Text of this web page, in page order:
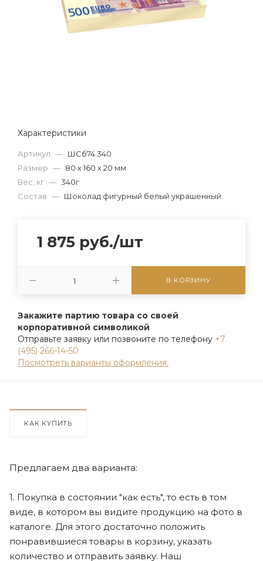
Характеристики
Артикул — ШСб74.340
Размер — 80 х 160 х 20 мм
Вес, кг — 340г
Состав — Шоколад фигурный белый украшенный.
1 875 руб./шт
В КОРЗИНУ
Закажите партию товара со своей
корпоративной символикой
Отправьте заявку или позвоните по телефону +7
(495) 266-14-50
Посмотреть варианты оформления.
КАК КУПИТЬ
Предлагаем два варианта:
1. Покупка в состоянии "как есть", то есть в том
виде, в котором вы видите продукцию на фото в
каталоге. Для этого достаточно положить
понравившиеся товары в корзину, указать
количество и отправить заявку. Наш